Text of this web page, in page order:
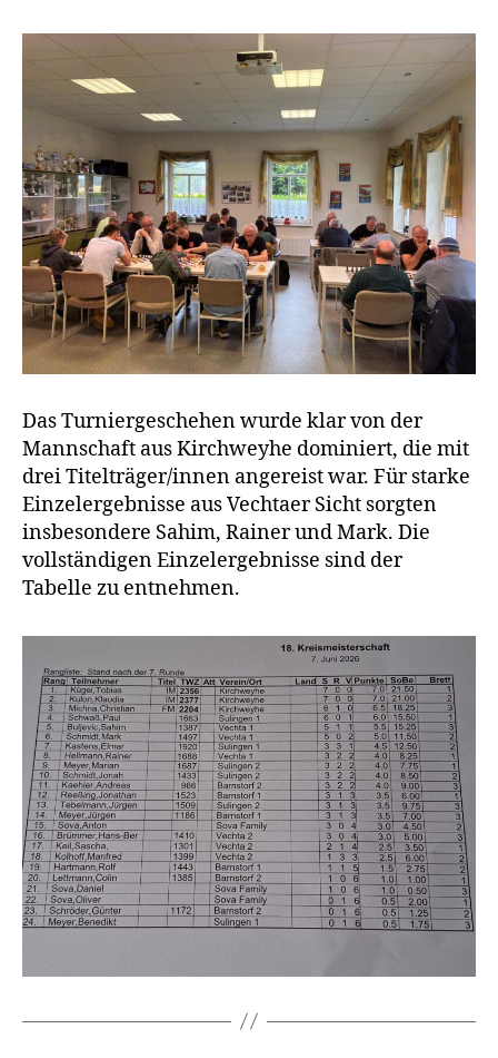
Das Turniergeschehen wurde klar von der
Mannschaft aus Kirchweyhe dominiert, die mit
drei Titelträger/innen angereist war. Für starke
Einzelergebnisse aus Vechtaer Sicht sorgten
insbesondere Sahim, Rainer und Mark. Die
vollständigen Einzelergebnisse sind der
Tabelle zu entnehmen.